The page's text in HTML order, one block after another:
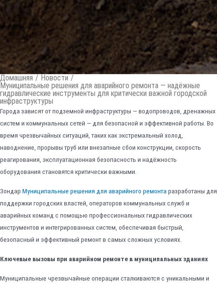
Домашняя / Новости /
Муниципальные решения для аварийного ремонта — надёжные
гидравлические инструменты для критически важной городской
инфраструктуры
Города зависят от подземной инфраструктуры — водопроводов, дренажных
систем и коммунальных сетей — для безопасной и эффективной работы. Во
время чрезвычайных ситуаций, таких как экстремальный холод,
наводнение, прорывы труб или внезапные сбои конструкции, скорость
реагирования, эксплуатационная безопасность и надёжность
оборудования становятся критически важными.
Зондар Муниципальные решения для аварийного ремонтаразработаны для
поддержки городских властей, операторов коммунальных служб и
аварийных команд с помощью профессиональных гидравлических
инструментов и интегрированных систем, обеспечивая быстрый,
безопасный и эффективный ремонт в самых сложных условиях.
Ключевые вызовы при аварийном ремонте в муниципальных зданиях
Муниципальные чрезвычайные операции сталкиваются с уникальными и